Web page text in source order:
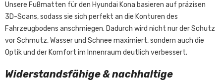
Unsere Fußmatten für den Hyundai Kona basieren auf präzisen
3D-Scans, sodass sie sich perfekt an die Konturen des
Fahrzeugbodens anschmiegen. Dadurch wird nicht nur der Schutz
vor Schmutz, Wasser und Schnee maximiert, sondern auch die
Optik und der Komfort im Innenraum deutlich verbessert.
Widerstandsfähige & nachhaltige